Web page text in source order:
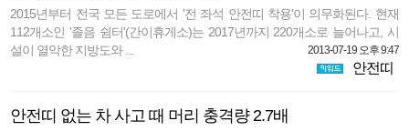
2015년부터 전국 모든 도로에서 '전 좌석 안전띠 착용'이 의무화된다. 현재
112개소인 '졸음 쉼터'(간이휴게소)는 2017년까지 220개소로 늘어나고, 시
설이 열악한 지방도와 ...
2013-07-19 오후 9:47
안전띠
안전띠 없는 차 사고 때 머리 충격량 2.7배